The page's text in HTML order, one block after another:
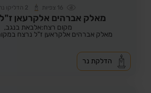
16 צפיות 2 הדליקו נר
מאלק אברהים אלקרעאן ז"ל
מקום רצח:אלבאת בנגב,
מאלק אברהים אלקראען ז"ל נרצח במקום
הדלקת נר